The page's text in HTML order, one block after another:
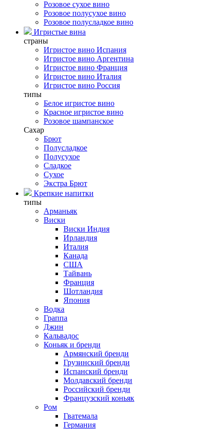
Розовое сухое вино
Розовое полусухое вино
Розовое полусладкое вино
Игристые вина
страны
Игристое вино Испания
Игристое вино Аргентина
Игристое вино Франция
Игристое вино Италия
Игристое вино Россия
типы
Белое игристое вино
Красное игристое вино
Розовое шампанское
Сахар
Брют
Полусладкое
Полусухое
Сладкое
Сухое
Экстра Брют
Крепкие напитки
типы
Арманьяк
Виски
Виски Индия
Ирландия
Италия
Канада
США
Тайвань
Франция
Шотландия
Япония
Водка
Граппа
Джин
Кальвадос
Коньяк и бренди
Армянский бренди
Грузинский бренди
Испанский бренди
Молдавский бренди
Российский бренди
Французский коньяк
Ром
Гватемала
Германия